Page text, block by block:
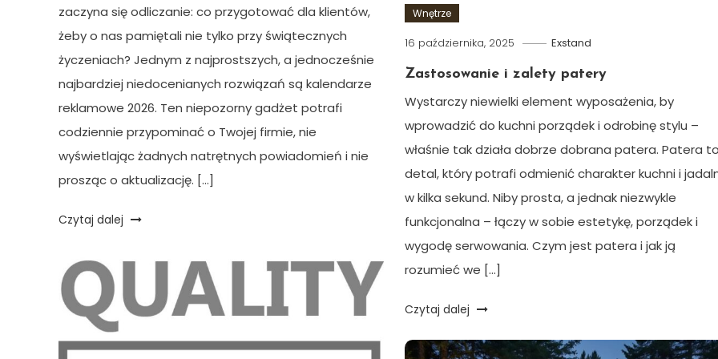
zaczyna się odliczanie: co przygotować dla klientów,
żeby o nas pamiętali nie tylko przy świątecznych
życzeniach? Jednym z najprostszych, a jednocześnie
najbardziej niedocenianych rozwiązań są kalendarze
reklamowe 2026. Ten niepozorny gadżet potrafi
codziennie przypominać o Twojej firmie, nie
wyświetlając żadnych natrętnych powiadomień i nie
prosząc o aktualizację. […]
Czytaj dalej
Wnętrze
16 października, 2025 Exstand
Zastosowanie i zalety patery
Wystarczy niewielki element wyposażenia, by
wprowadzić do kuchni porządek i odrobinę stylu –
właśnie tak działa dobrze dobrana patera. Patera
detal, który potrafi odmienić charakter kuchni i
w kilka sekund. Niby prosta, a jednak niezwykle
funkcjonalna – łączy w sobie estetykę, porządek i
wygodę serwowania. Czym jest patera i jak ją
rozumieć we […]
Czytaj dalej